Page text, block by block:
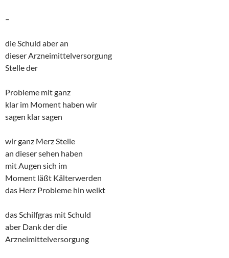
–
die Schuld aber an
dieser Arzneimittelversorgung
Stelle der
Probleme mit ganz
klar im Moment haben wir
sagen klar sagen
wir ganz Merz Stelle
an dieser sehen haben
mit Augen sich im
Moment läßt Kälterwerden
das Herz Probleme hin welkt
das Schilfgras mit Schuld
aber Dank der die
Arzneimittelversorgung